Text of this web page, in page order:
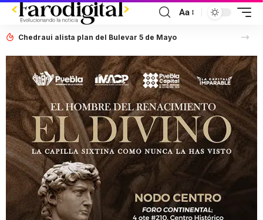
Aa
Chedraui alista plan del Bulevar 5 de Mayo